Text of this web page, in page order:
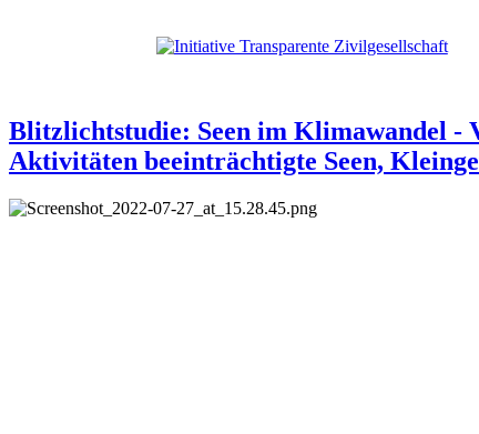
Blitzlichtstudie: Seen im Klimawandel -
Aktivitäten beeinträchtigte Seen,